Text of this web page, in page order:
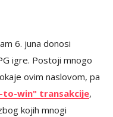
6. juna donosi
igre. Postoji mnogo
ovim naslovom, pa
to-win" transakcije,
kojih mnogi